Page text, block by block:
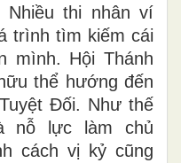
Nhiều thi nhân ví
trình tìm kiếm cái
mình. Hội Thánh
thể hướng đến
Đối. Như thế
nỗ lực làm chủ
cách vị kỷ cũng